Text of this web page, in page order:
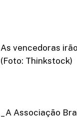
As vencedoras
(Foto: Thinkstock)
_A Associação